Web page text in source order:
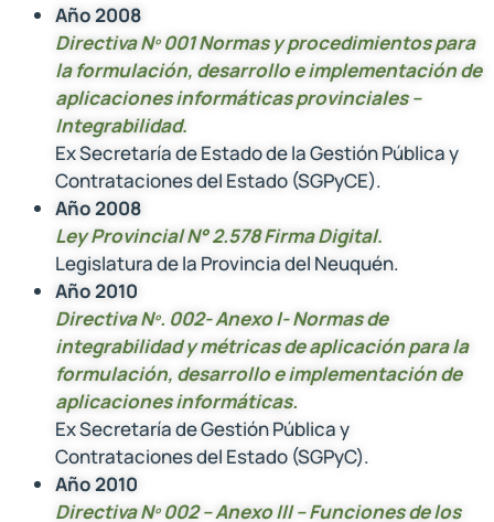
Año 2008
Directiva Nº 001 Normas y procedimientos para
la formulación, desarrollo e implementación de
aplicaciones informáticas provinciales –
Integrabilidad.
Ex Secretaría de Estado de la Gestión Pública y
Contrataciones del Estado (SGPyCE).
Año 2008
Ley Provincial N° 2.578 Firma Digital.
Legislatura de la Provincia del Neuquén.
Año 2010
Directiva Nº. 002- Anexo I- Normas de
integrabilidad y métricas de aplicación para la
formulación, desarrollo e implementación de
aplicaciones informáticas.
Ex Secretaría de Gestión Pública y
Contrataciones del Estado (SGPyC).
Año 2010
Directiva Nº 002 – Anexo III – Funciones de los